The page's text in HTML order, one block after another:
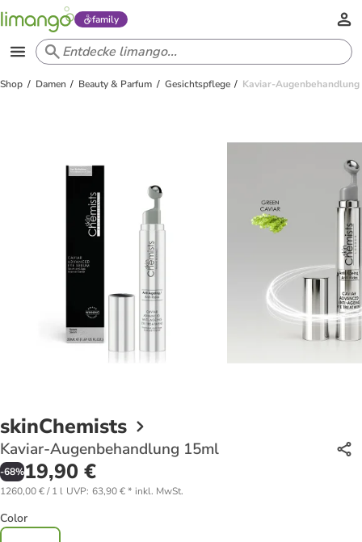
family
Shop Damen Beauty & Parfum Gesichtspflege Kaviar-
skinChemists
Kaviar-Augenbehandlung 15ml
-68%19,90 €
1260,00 € / 1 l UVP: 63,90 €* inkl. MwSt.
Color